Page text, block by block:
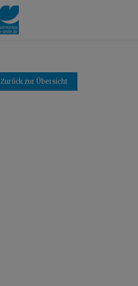
Zurück zur Übersicht